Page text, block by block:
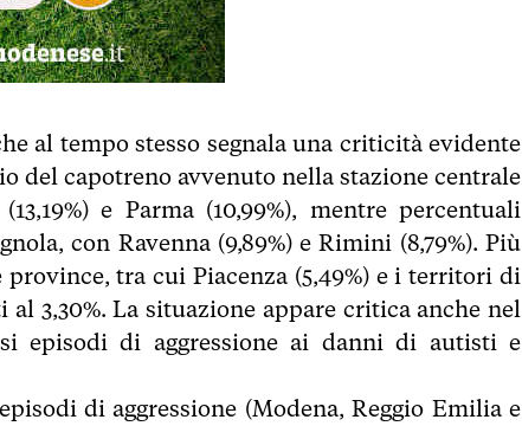
al tempo stesso segnala una criticità evidente
del capotreno avvenuto nella stazione centrale
e Parma (10,99%), mentre percentuali
con Ravenna (9,89%) e Rimini (8,79%). Più
tra cui Piacenza (5,49%) e i territori di
3,30%. La situazione appare critica anche nel
episodi di aggressione ai danni di autisti e
di aggressione (Modena, Reggio Emilia e